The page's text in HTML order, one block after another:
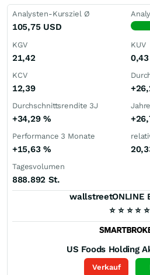
Analysten-Kursziel Ø
105,75 USD
KGV
21,42
KUV
0,43
KCV
12,39
Durchschnittsrendite 3J
+34,29 %
Performance 3 Monate
+15,63 %
Tagesvolumen
888.892 St.
wallstreetONLINE
⭐ ⭐ ⭐ ⭐ ⭐
US Foods Holding
Verkauf